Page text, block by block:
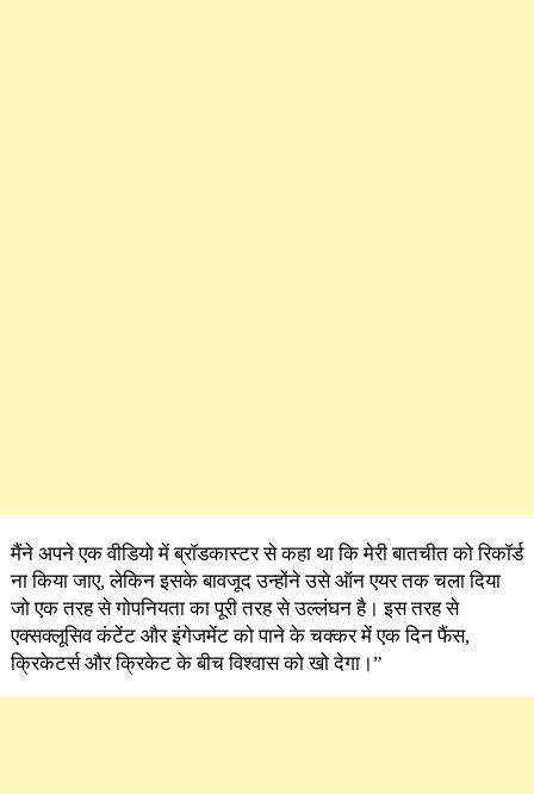
मैंने अपने एक वीडियो में ब्रॉडकास्टर से कहा था कि मेरी बातचीत को रिकॉर्ड
ना किया जाए, लेकिन इसके बावजूद उन्होंने उसे ऑन एयर तक चला दिया
जो एक तरह से गोपनियता का पूरी तरह से उल्लंघन है। इस तरह से
एक्सक्लूसिव कंटेंट और इंगेजमेंट को पाने के चक्कर में एक दिन फैंस,
क्रिकेटर्स और क्रिकेट के बीच विश्वास को खो देगा।”